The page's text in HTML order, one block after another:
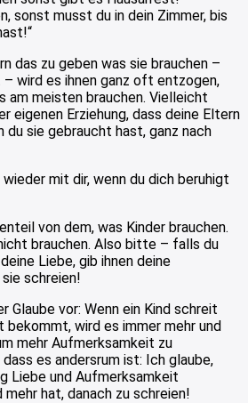
sonst musst du in dein Zimmer, bis
das zu geben was sie brauchen –
wird es ihnen ganz oft entzogen,
am meisten brauchen. Vielleicht
eigenen Erziehung, dass deine Eltern
du sie gebraucht hast, ganz nach
mit dir, wenn du dich beruhigt
von dem, was Kinder brauchen.
brauchen. Also bitte – falls du
Liebe, gib ihnen deine
schreien!
Glaube vor: Wenn ein Kind schreit
bekommt, wird es immer mehr und
mehr Aufmerksamkeit zu
es andersrum ist: Ich glaube,
Liebe und Aufmerksamkeit
hat, danach zu schreien!